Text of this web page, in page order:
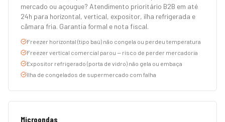
mercado ou açougue? Atendimento prioritário B2B em até
24h para horizontal, vertical, expositor, ilha refrigerada e
câmara fria. Garantia formal e nota fiscal.
Freezer horizontal (tipo baú) não congela ou perdeu temperatura
Freezer vertical comercial parou — risco de perder mercadoria
Expositor refrigerado (porta de vidro) não gela ou embaça
Ilha de congelados de supermercado com falha
Microondas